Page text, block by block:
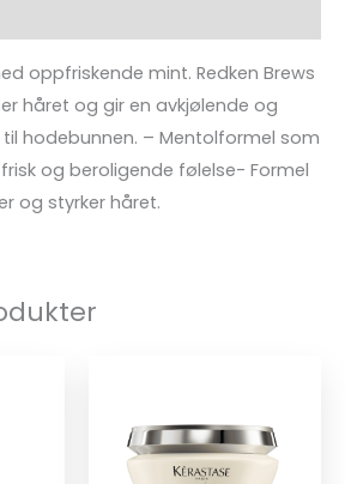
oppfriskende mint. Redken Brews
håret og gir en avkjølende og
hodebunnen. – Mentolformel som
og beroligende følelse- Formel
og styrker håret.